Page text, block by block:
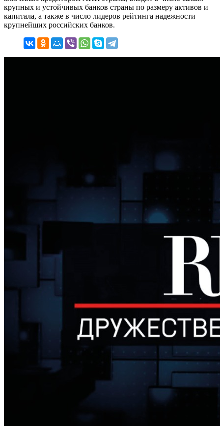
крупных и устойчивых банков страны по размеру активов и
капитала, а также в число лидеров рейтинга надежности
крупнейших российских банков.